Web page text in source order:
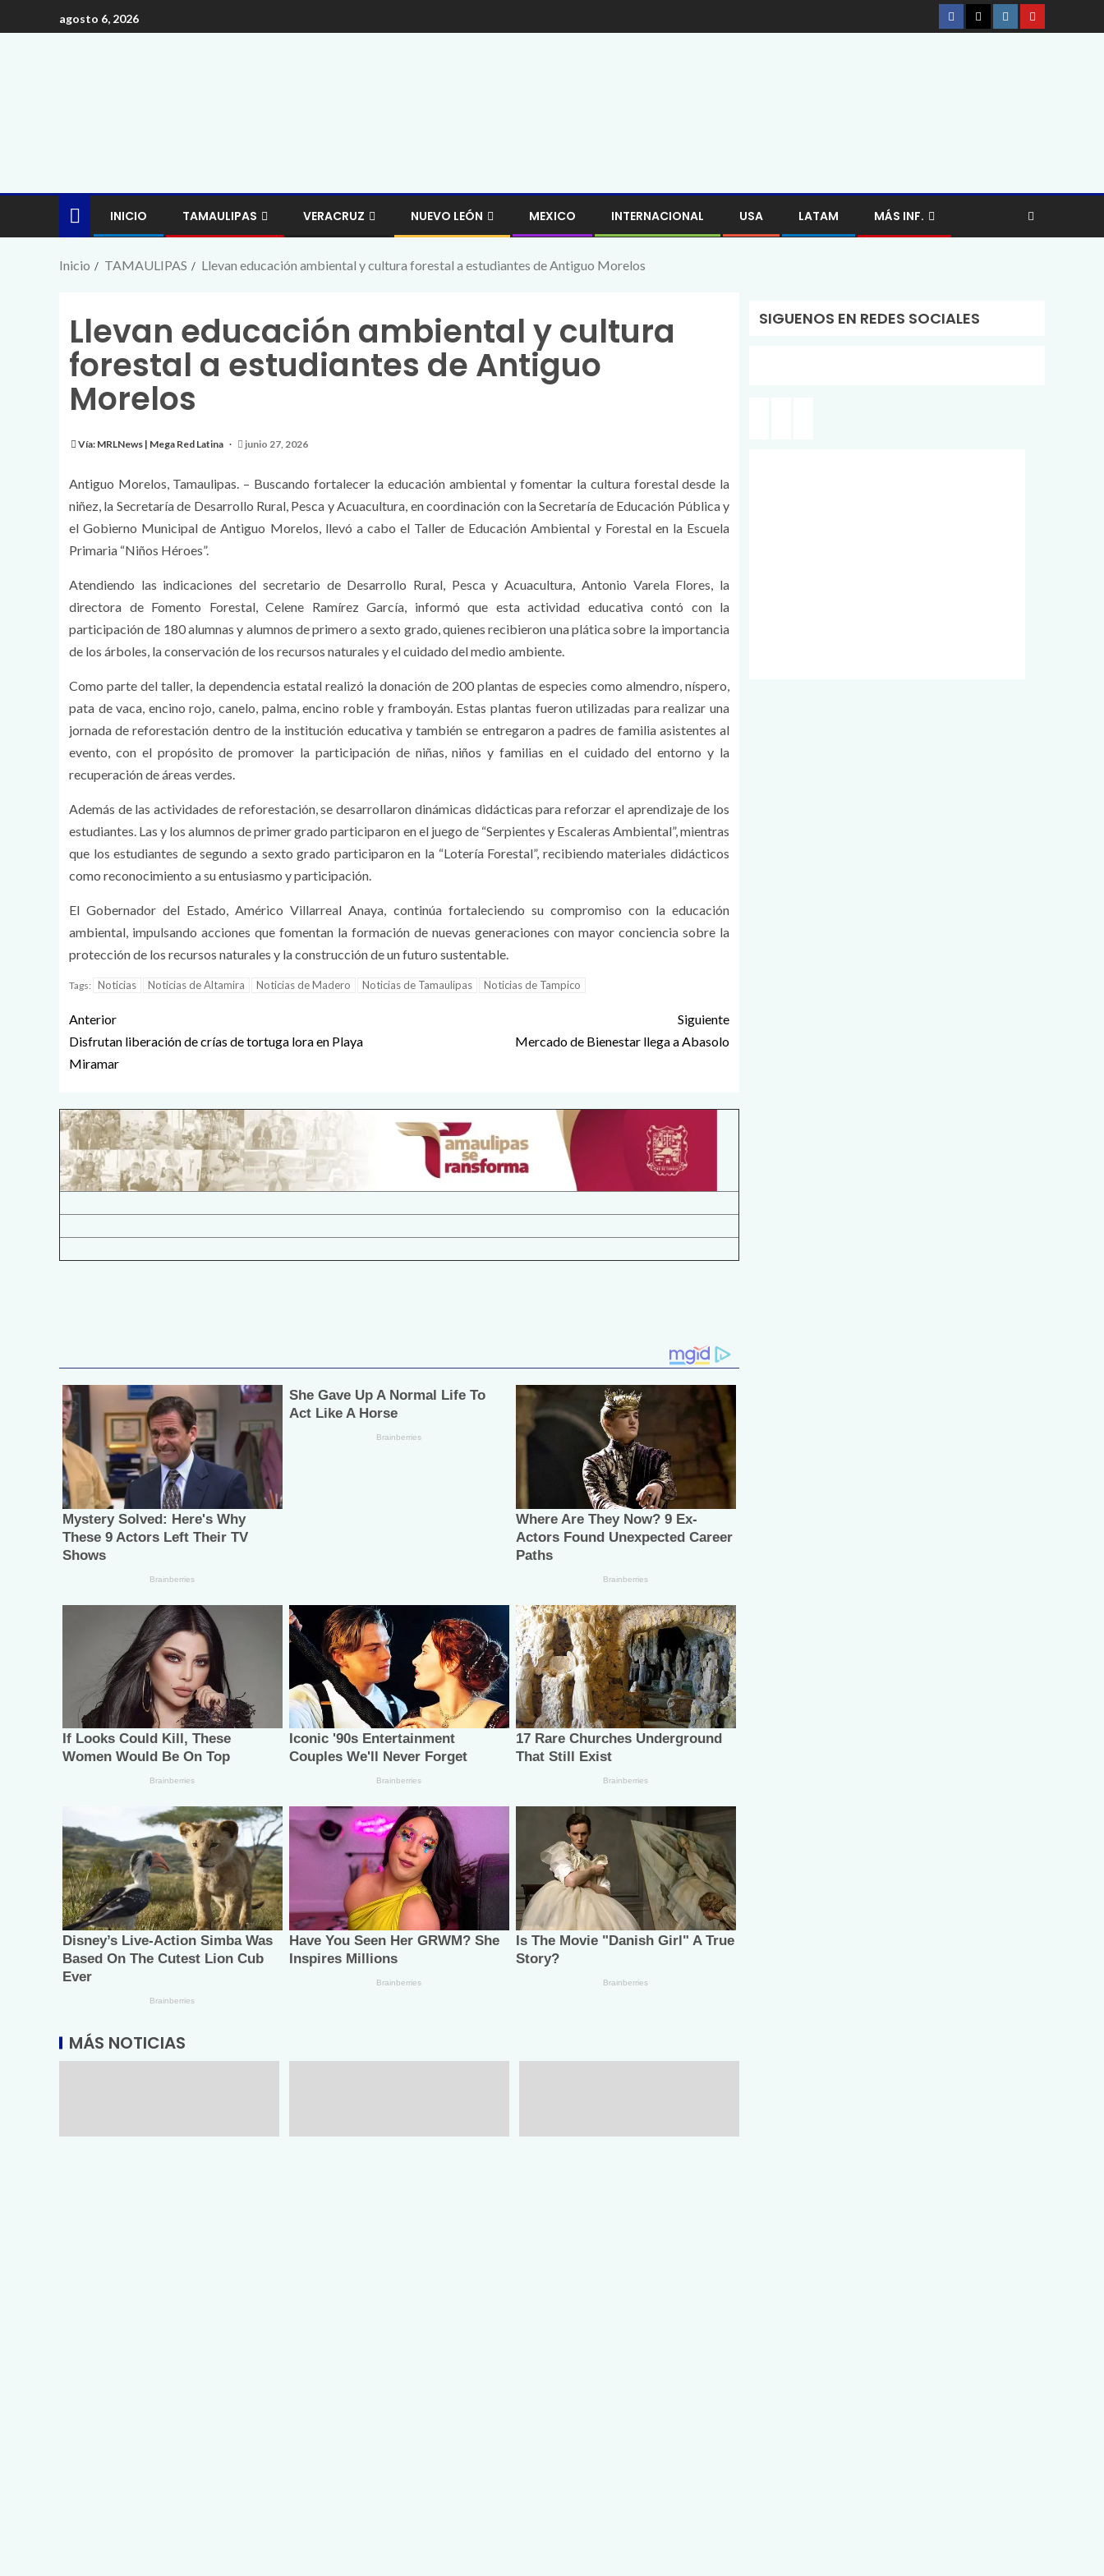
agosto 6, 2026
INICIO TAMAULIPAS VERACRUZ NUEVO LEÓN MEXICO INTERNACIONAL USA LATAM MÁS INF.
Inicio TAMAULIPAS Llevan educación ambiental y cultura forestal a estudiantes de Antiguo Morelos
Llevan educación ambiental y cultura
forestal a estudiantes de Antiguo
Morelos
Vía: MRLNews | Mega Red Latina junio 27, 2026
Antiguo Morelos, Tamaulipas. – Buscando fortalecer la educación ambiental y fomentar la cultura forestal desde la
niñez, la Secretaría de Desarrollo Rural, Pesca y Acuacultura, en coordinación con la Secretaría de Educación Pública y
el Gobierno Municipal de Antiguo Morelos, llevó a cabo el Taller de Educación Ambiental y Forestal en la Escuela
Primaria “Niños Héroes”.
Atendiendo las indicaciones del secretario de Desarrollo Rural, Pesca y Acuacultura, Antonio Varela Flores, la
directora de Fomento Forestal, Celene Ramírez García, informó que esta actividad educativa contó con la
participación de 180 alumnas y alumnos de primero a sexto grado, quienes recibieron una plática sobre la importancia
de los árboles, la conservación de los recursos naturales y el cuidado del medio ambiente.
Como parte del taller, la dependencia estatal realizó la donación de 200 plantas de especies como almendro, níspero,
pata de vaca, encino rojo, canelo, palma, encino roble y framboyán. Estas plantas fueron utilizadas para realizar una
jornada de reforestación dentro de la institución educativa y también se entregaron a padres de familia asistentes al
evento, con el propósito de promover la participación de niñas, niños y familias en el cuidado del entorno y la
recuperación de áreas verdes.
Además de las actividades de reforestación, se desarrollaron dinámicas didácticas para reforzar el aprendizaje de los
estudiantes. Las y los alumnos de primer grado participaron en el juego de “Serpientes y Escaleras Ambiental”, mientras
que los estudiantes de segundo a sexto grado participaron en la “Lotería Forestal”, recibiendo materiales didácticos
como reconocimiento a su entusiasmo y participación.
El Gobernador del Estado, Américo Villarreal Anaya, continúa fortaleciendo su compromiso con la educación
ambiental, impulsando acciones que fomentan la formación de nuevas generaciones con mayor conciencia sobre la
protección de los recursos naturales y la construcción de un futuro sustentable.
Tags: Noticias Noticias de Altamira Noticias de Madero Noticias de Tamaulipas Noticias de Tampico
Anterior
Disfrutan liberación de crías de tortuga lora en Playa
Miramar
Siguiente
Mercado de Bienestar llega a Abasolo
MÁS NOTICIAS
SIGUENOS EN REDES SOCIALES